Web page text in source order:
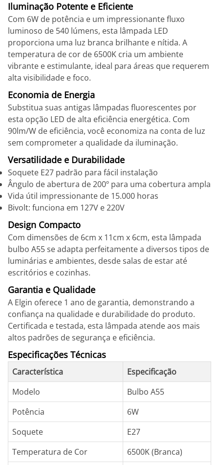
Iluminação Potente e Eficiente
Com 6W de potência e um impressionante fluxo
luminoso de 540 lúmens, esta lâmpada LED
proporciona uma luz branca brilhante e nítida. A
temperatura de cor de 6500K cria um ambiente
vibrante e estimulante, ideal para áreas que requerem
alta visibilidade e foco.
Economia de Energia
Substitua suas antigas lâmpadas fluorescentes por
esta opção LED de alta eficiência energética. Com
90lm/W de eficiência, você economiza na conta de luz
sem comprometer a qualidade da iluminação.
Versatilidade e Durabilidade
Soquete E27 padrão para fácil instalação
Ângulo de abertura de 200º para uma cobertura ampla
Vida útil impressionante de 15.000 horas
Bivolt: funciona em 127V e 220V
Design Compacto
Com dimensões de 6cm x 11cm x 6cm, esta lâmpada
bulbo A55 se adapta perfeitamente a diversos tipos de
luminárias e ambientes, desde salas de estar até
escritórios e cozinhas.
Garantia e Qualidade
A Elgin oferece 1 ano de garantia, demonstrando a
confiança na qualidade e durabilidade do produto.
Certificada e testada, esta lâmpada atende aos mais
altos padrões de segurança e eficiência.
Especificações Técnicas
Característica
Especificação
Modelo
Bulbo A55
Potência
6W
Soquete
E27
Temperatura de Cor
6500K (Branca)